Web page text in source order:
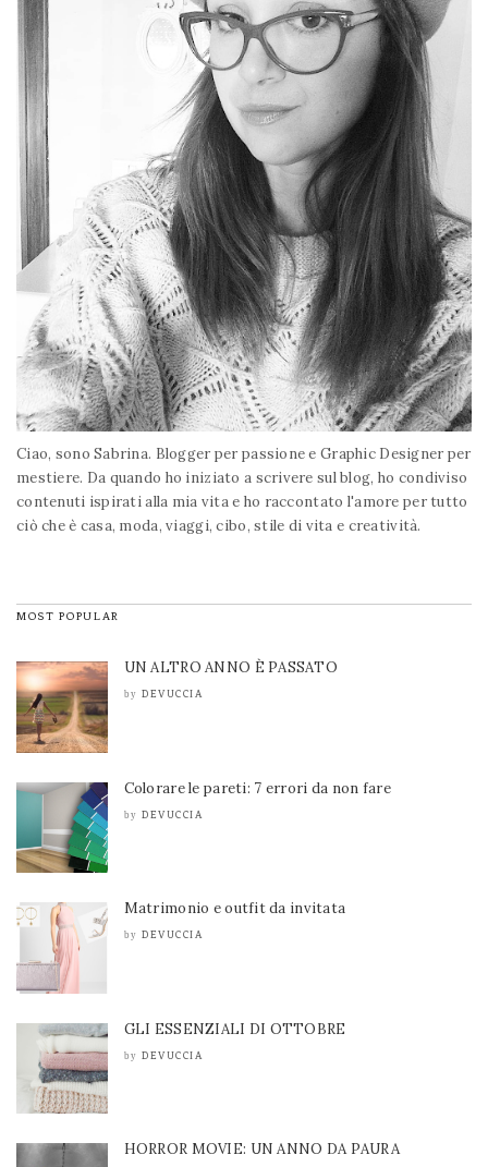
Ciao, sono Sabrina. Blogger per passione e Graphic Designer per
mestiere. Da quando ho iniziato a scrivere sul blog, ho condiviso
contenuti ispirati alla mia vita e ho raccontato l'amore per tutto
ciò che è casa, moda, viaggi, cibo, stile di vita e creatività.
MOST POPULAR
UN ALTRO ANNO È PASSATO
by DEVUCCIA
Colorare le pareti: 7 errori da non fare
by DEVUCCIA
Matrimonio e outfit da invitata
by DEVUCCIA
GLI ESSENZIALI DI OTTOBRE
by DEVUCCIA
HORROR MOVIE: UN ANNO DA PAURA